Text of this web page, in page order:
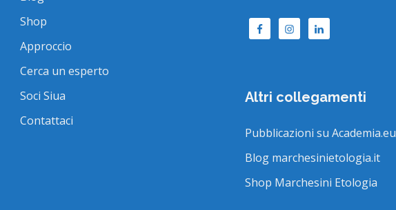
Shop
Approccio
Cerca un esperto
Soci Siua
Contattaci
Altri collegamenti
Pubblicazioni su Academia.eu
Blog marchesinietologia.it
Shop Marchesini Etologia